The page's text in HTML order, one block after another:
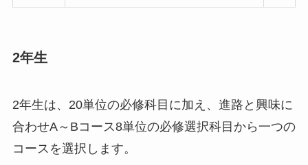
2年生
2年生は、20単位の必修科目に加え、進路と興味に
合わせA～Bコース8単位の必修選択科目から一つの
コースを選択します。